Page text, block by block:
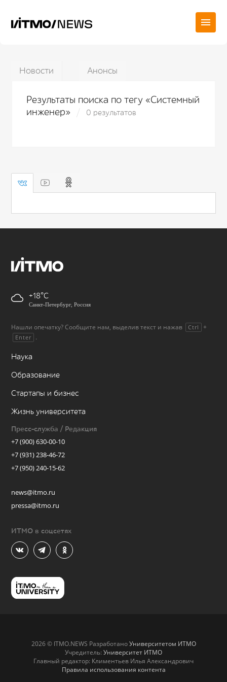
Новости Анонсы
Результаты поиска по тегу «Системный
инженер»
0 результатов
+18
Санкт-Петербург, Россия
Нашли опечатку? Сообщите нам, выделив текст и нажав Ctrl +
Enter .
Наука
Образование
Стартапы и бизнес
Жизнь университета
Пресс-служба / Редакция
+7 (900) 630-00-10
+7 (931) 238-46-72
+7 (950) 240-15-62
news@itmo.ru
pressa@itmo.ru
ИТМО в соцсетях
2026 © ITMO.NEWS РазработаноУниверситетом ИТМО
Учредитель: Университет ИТМО
Главный редактор: Климентьев Илья Александрович
Правила использования контента